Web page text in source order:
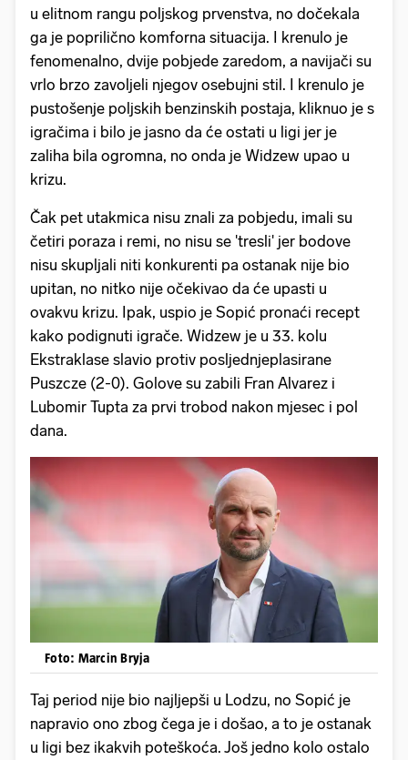
u elitnom rangu poljskog prvenstva, no dočekala
ga je poprilično komforna situacija. I krenulo je
fenomenalno, dvije pobjede zaredom, a navijači su
vrlo brzo zavoljeli njegov osebujni stil. I krenulo je
pustošenje poljskih benzinskih postaja, kliknuo je s
igračima i bilo je jasno da će ostati u ligi jer je
zaliha bila ogromna, no onda je Widzew upao u
krizu.
Čak pet utakmica nisu znali za pobjedu, imali su
četiri poraza i remi, no nisu se 'tresli' jer bodove
nisu skupljali niti konkurenti pa ostanak nije bio
upitan, no nitko nije očekivao da će upasti u
ovakvu krizu. Ipak, uspio je Sopić pronaći recept
kako podignuti igrače. Widzew je u 33. kolu
Ekstraklase slavio protiv posljednjeplasirane
Puszcze (2-0). Golove su zabili Fran Alvarez i
Lubomir Tupta za prvi trobod nakon mjesec i pol
dana.
Foto: Marcin Bryja
Taj period nije bio najljepši u Lodzu, no Sopić je
napravio ono zbog čega je i došao, a to je ostanak
u ligi bez ikakvih poteškoća. Još jedno kolo ostalo